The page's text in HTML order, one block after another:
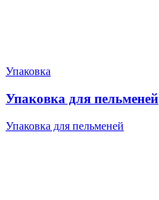
Упаковка
Упаковка для пельменей
Упаковка для пельменей